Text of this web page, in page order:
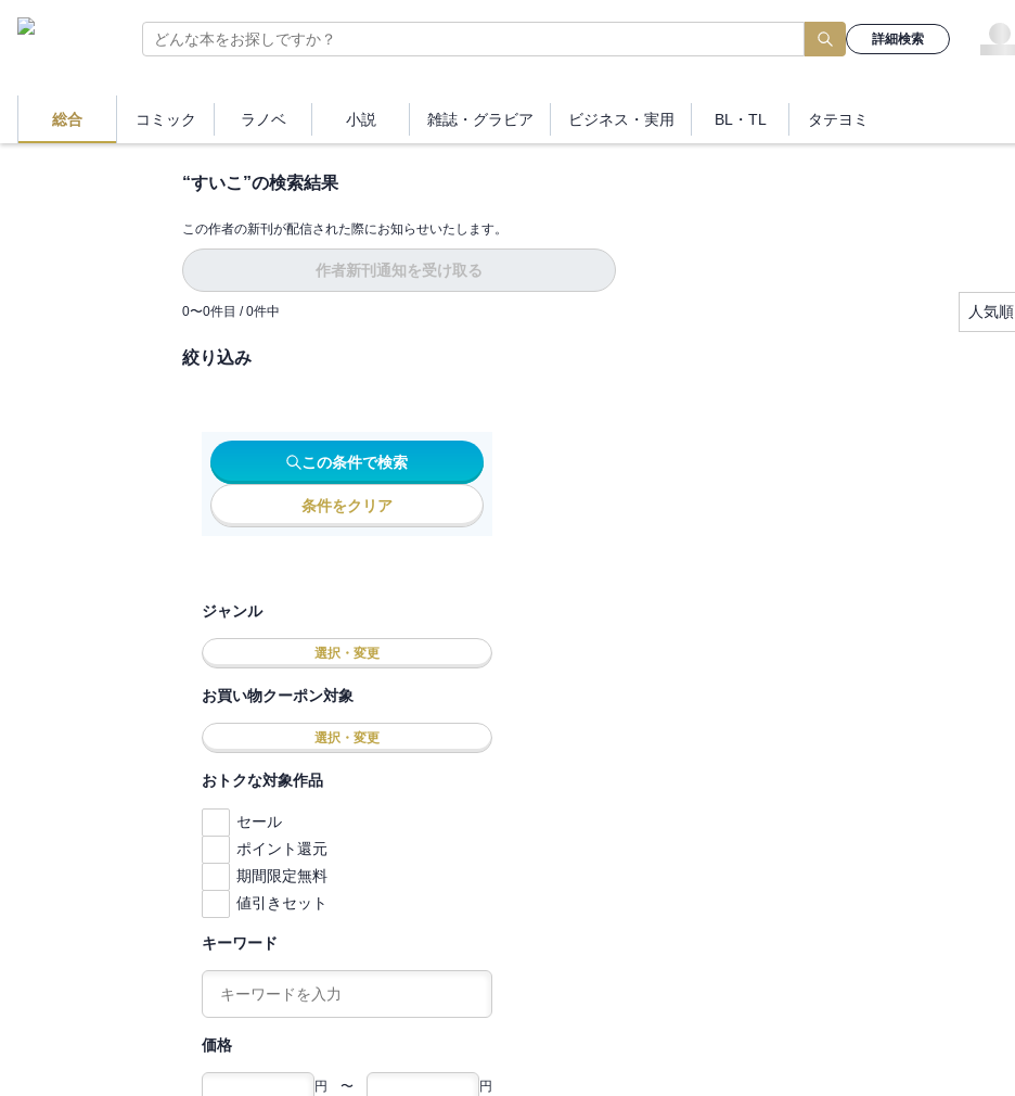
詳細検索
総合 コミック ラノベ 小説 雑誌・ グラビア ビジネス ・実用 BL・TL タテヨミ
“すいこ ”の検索結果
この作者の新刊が配信された際にお知らせいたします。
作者新刊通知を受け取る
0〜0件目 / 0件中 人気順
絞り込み
この条件で検索
条件をクリア
ジャンル
選択・変更
お買い物クーポン対象
選択・変更
おトクな対象作品
セール
ポイント還元
期間限定無料
値引きセット
キーワード
価格
円 〜 円